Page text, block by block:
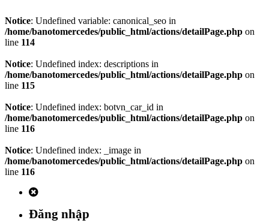
Notice: Undefined variable: canonical_seo in
/home/banotomercedes/public_html/actions/detailPage.php on
line 114
Notice: Undefined index: descriptions in
/home/banotomercedes/public_html/actions/detailPage.php on
line 115
Notice: Undefined index: botvn_car_id in
/home/banotomercedes/public_html/actions/detailPage.php on
line 116
Notice: Undefined index: _image in
/home/banotomercedes/public_html/actions/detailPage.php on
line 116
Đăng nhập